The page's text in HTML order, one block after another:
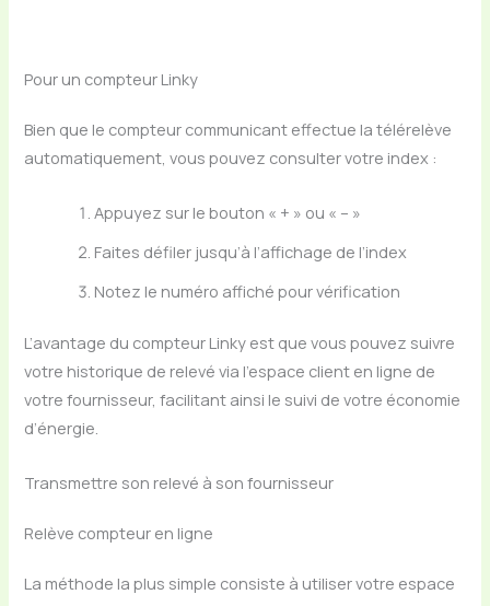
Pour un compteur Linky
Bien que le compteur communicant effectue la télérelève
automatiquement, vous pouvez consulter votre index :
Appuyez sur le bouton « + » ou « – »
Faites défiler jusqu’à l’affichage de l’index
Notez le numéro affiché pour vérification
L’avantage du compteur Linky est que vous pouvez suivre
votre historique de relevé via l’espace client en ligne de
votre fournisseur, facilitant ainsi le suivi de votre économie
d’énergie.
Transmettre son relevé à son fournisseur
Relève compteur en ligne
La méthode la plus simple consiste à utiliser votre espace